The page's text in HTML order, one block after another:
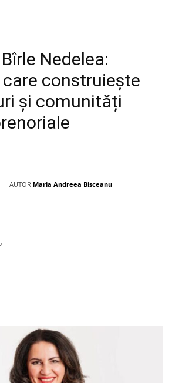
Nedelea:
construiește
și comunități
AUTOR Maria Andreea Bisceanu